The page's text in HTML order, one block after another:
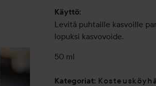
Käyttö:
Levitä puhtaille kasvoille
lopuksi kasvovoide.
50 ml
Kategoriat: